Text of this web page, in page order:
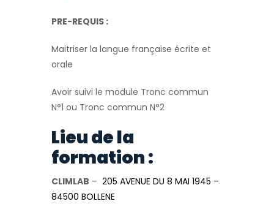
PRE-REQUIS :
Maitriser la langue française écrite et
orale
Avoir suivi le module Tronc commun
N°1 ou Tronc commun N°2
Lieu de la
formation :
CLIMLAB – 205 AVENUE DU 8 MAI 1945 –
84500 BOLLENE